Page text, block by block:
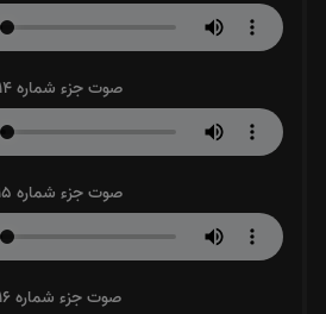
صوت جزء شماره 14
صوت جزء شماره 15
صوت جزء شماره 16